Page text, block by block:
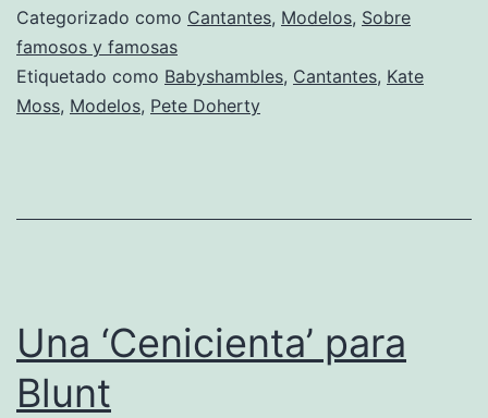
Categorizado como Cantantes, Modelos, Sobre
famosos y famosas
Etiquetado como Babyshambles, Cantantes, Kate
Moss, Modelos, Pete Doherty
Una ‘Cenicienta’ para
Blunt